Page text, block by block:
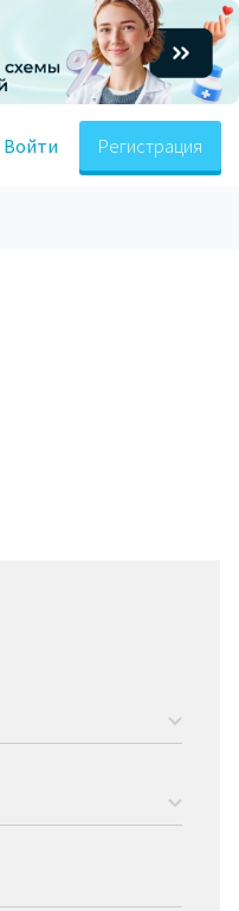
Войти Регистрация